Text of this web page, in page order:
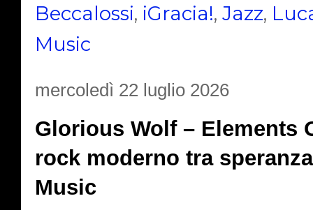
Beccalossi, iGracia!, Jazz,
Music
mercoledì 22 luglio 2026
Glorious Wolf – Elements
rock moderno tra
Music